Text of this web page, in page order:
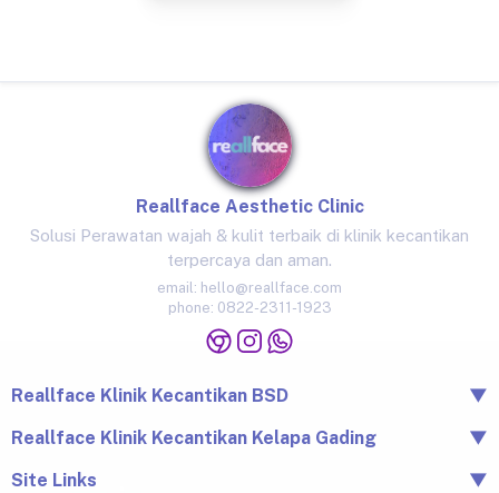
Reallface Aesthetic Clinic
Solusi Perawatan wajah & kulit terbaik di klinik kecantikan
terpercaya dan aman.
email: hello@reallface.com
phone: 0822-2311-1923
Reallface Klinik Kecantikan BSD
▼
Banten 15345
0822-2311-1923
Reallface Klinik Kecantikan Kelapa Gading
▼
Site Links ▼